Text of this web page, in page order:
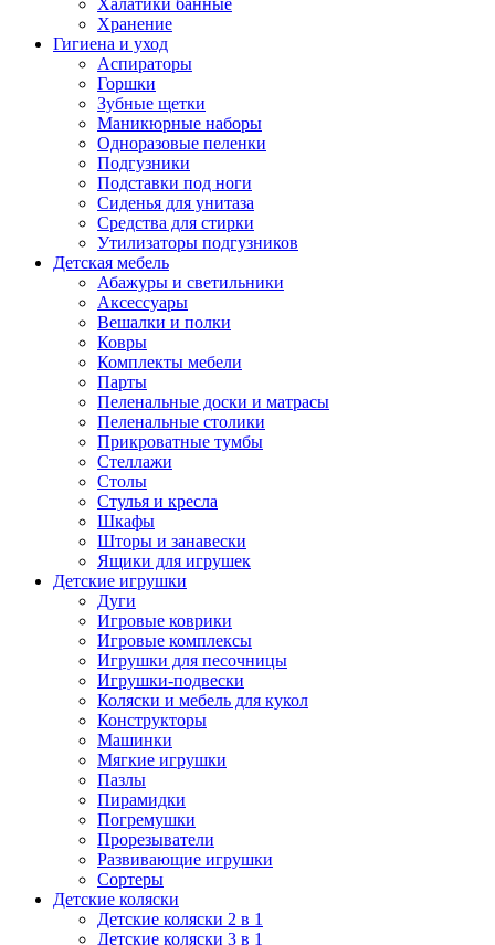
Халатики банные
Хранение
Гигиена и уход
Аспираторы
Горшки
Зубные щетки
Маникюрные наборы
Одноразовые пеленки
Подгузники
Подставки под ноги
Сиденья для унитаза
Средства для стирки
Утилизаторы подгузников
Детская мебель
Абажуры и светильники
Аксессуары
Вешалки и полки
Ковры
Комплекты мебели
Парты
Пеленальные доски и матрасы
Пеленальные столики
Прикроватные тумбы
Стеллажи
Столы
Стулья и кресла
Шкафы
Шторы и занавески
Ящики для игрушек
Детские игрушки
Дуги
Игровые коврики
Игровые комплексы
Игрушки для песочницы
Игрушки-подвески
Коляски и мебель для кукол
Конструкторы
Машинки
Мягкие игрушки
Пазлы
Пирамидки
Погремушки
Прорезыватели
Развивающие игрушки
Сортеры
Детские коляски
Детские коляски 2 в 1
Детские коляски 3 в 1